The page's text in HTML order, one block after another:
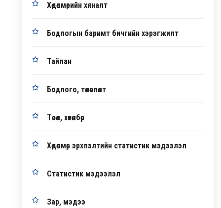
Хөдөлмөрийн хяналт
Бодлогын баримт бичгийн хэрэгжилт
Тайлан
Бодлого, төлөвлөлт
Төсөл, хөтөлбөр
Хөдөлмөр эрхлэлтийн статистик мэдээлэл
Статистик мэдээлэл
Зар, мэдээ